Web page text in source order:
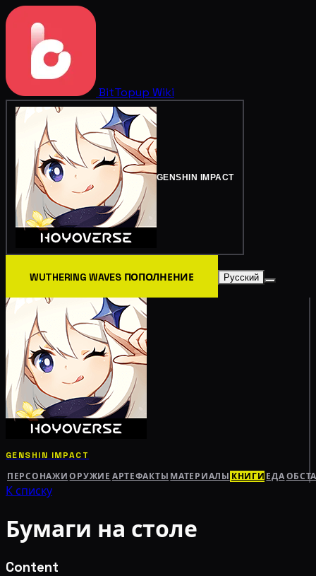
BitTopup Wiki
GENSHIN IMPACT
WUTHERING WAVES ПОПОЛНЕНИЕ Русский
GENSHIN IMPACT
ПЕРСОНАЖИ ОРУЖИЕ АРТЕФАКТЫ МАТЕРИАЛЫ КНИГИ ЕДА
К списку
Бумаги на столе
Content